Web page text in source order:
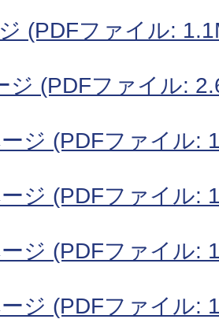
(PDFファイル:
ジ (PDFファイル:
ジ (PDFファイル:
ジ (PDFファイル:
ジ (PDFファイル:
ジ (PDFファイル: